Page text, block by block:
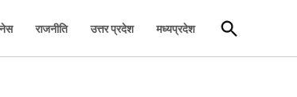
राजनीति उत्तर प्रदेश मध्यप्रदेश
Open
Search